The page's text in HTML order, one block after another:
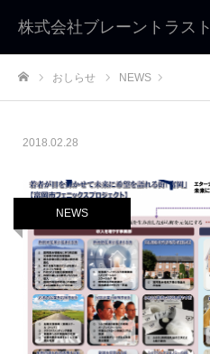
株式会社ブレーントラスト
おしらせ NEWS
2018.02.28
NEWS